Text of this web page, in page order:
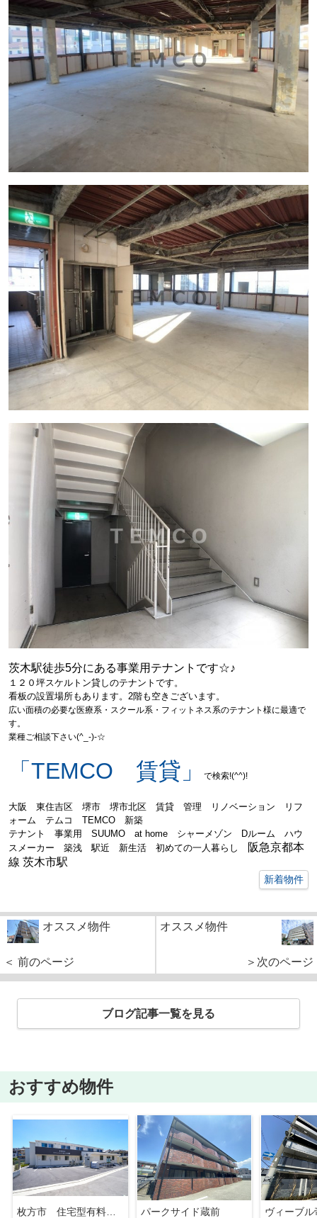
茨木駅徒歩5分にある事業用テナントです☆♪
１２０坪スケルトン貸しのテナントです。
看板の設置場所もあります。2階も空きございます。
広い面積の必要な医療系・スクール系・フィットネス系のテナント様に最適で
す。
業種ご相談下さい(^_-)-☆
「TEMCO 賃貸」 で検索!(^^)!
大阪 東住吉区 堺市 堺市北区 賃貸 管理 リノベーション リフ
ォーム テムコ TEMCO 新築
テナント 事業用 SUUMO at home シャーメゾン Dルーム ハウ
スメーカー 築浅 駅近 新生活 初めての一人暮らし
阪急京都本
線 茨木市駅
新着物件
オススメ物件
＜ 前のページ
オススメ物件
＞次のページ
ブログ記事一覧を見る
おすすめ物件
枚方市 住宅型有料老人ホーム 一棟貸し
パークサイド蔵前
ヴィーブル